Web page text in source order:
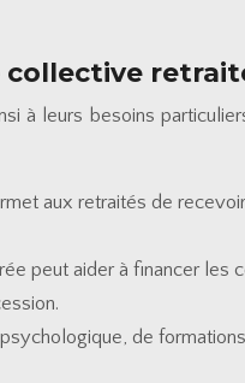
collective
à leurs besoins
aux retraités de
peut aider à financer les
de